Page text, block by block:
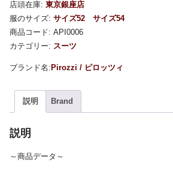
店頭在庫: 東京銀座店
服のサイズ: サイズ52
サイズ54
商品コード: API0006
カテゴリー: スーツ
Pirozzi / ピロッツィ
説明 Brand
説明
～商品データ～